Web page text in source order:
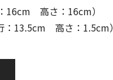
16cm 高さ：16cm）
：13.5cm 高さ：1.5cm）